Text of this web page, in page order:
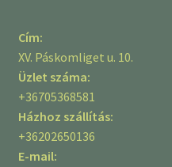
Cím:
XV. Páskomliget u. 10.
Üzlet száma:
+36705368581
Házhoz szállítás:
+36202650136
E-mail: